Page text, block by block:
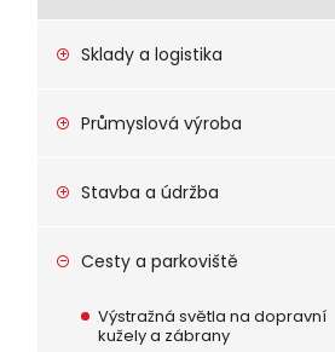
Sklady a logistika
Průmyslová výroba
Stavba a údržba
Cesty a parkoviště
Výstražná světla na dopravní
kužely a zábrany